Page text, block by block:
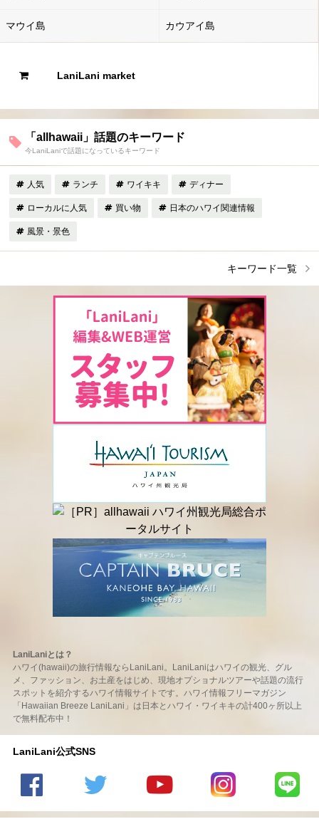
マウイ島 カウアイ島
LaniLani market
「allhawaii」話題のキーワード
今LaniLaniで話題になっているキーワード
人気 ランチ ワイキキ ディナー
ローカルに人気 買い物 日本のハワイ関連情報
風景・景色
キーワード一覧
LaniLaniとは？
ハワイ(hawaii)の旅行情報ならLaniLani。LaniLaniはハワイの観光、グル
メ、ファッション、お土産をはじめ、現地オプショナルツアーや話題の流行
スポットを紹介するハワイ情報サイトです。ハワイ情報フリーマガジン
「Hawaiian Breeze LaniLani」は日本とハワイ・ワイキキの計400ヶ所以上
で無料配布中！
LaniLani公式SNS
の
のtwitter
の
LaniLani
LaniLani